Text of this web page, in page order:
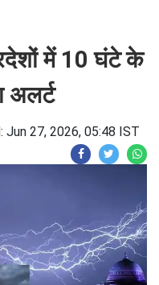
में 10 घंटे के
अलर्ट
Jun 27, 2026, 05:48 IST